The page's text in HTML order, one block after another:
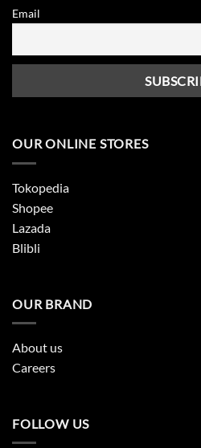
Email
OUR ONLINE STORES
Tokopedia
Shopee
Lazada
Blibli
OUR BRAND
About us
Careers
FOLLOW US